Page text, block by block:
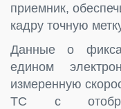
приемник,
кадру точную
Данные о
едином
измеренную
ТС с